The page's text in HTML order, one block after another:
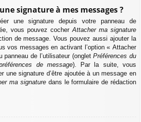
signature à mes messages ?
une signature depuis votre panneau de
vous pouvez cocherAttacher ma signature
de message. Vous pouvez aussi ajouter la
vos messages en activant l’option « Attacher
panneau de l’utilisateur (ongletPréférences du
de message). Par la suite, vous
une signature d’être ajoutée à un message en
ma signature dans le formulaire de rédaction